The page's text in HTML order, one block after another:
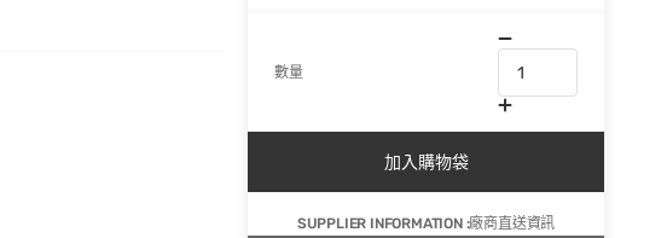
數量
加入購物袋
SUPPLIER INFORMATION :廠商直送資訊